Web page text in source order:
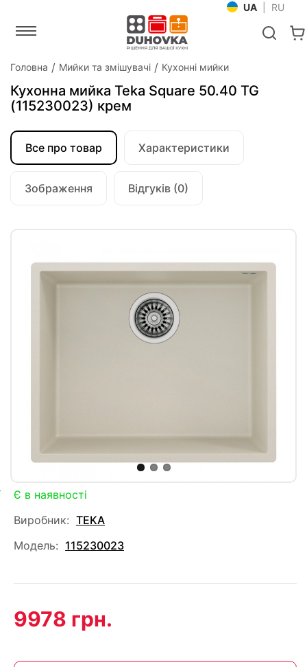
UA RU
Головна Мийки та змішувачі Кухонні мийки
Кухонна мийка Teka Square 50.40 TG
(115230023) крем
Все про товар Характеристики
Зображення Відгуків (0)
Є в наявності
Виробник: TEKA
Модель: 115230023
9978 грн.